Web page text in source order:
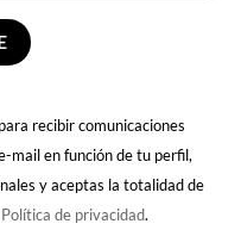
recibir comunicaciones
mail en función de tu perfil,
y aceptas la totalidad de
Política de privacidad.